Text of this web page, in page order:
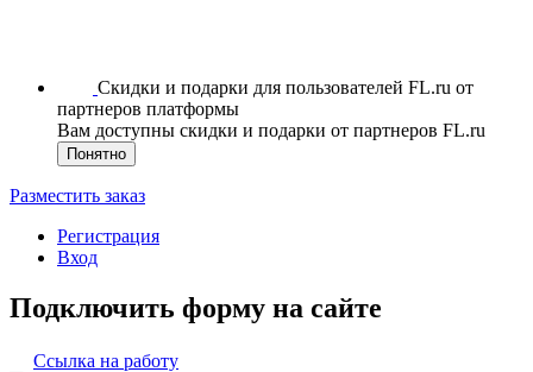
Скидки и подарки для пользователей FL.ru от
партнеров платформы
Вам доступны скидки и подарки от партнеров FL.ru
Понятно
Разместить заказ
Регистрация
Вход
Подключить форму на сайте
Ссылка на работу